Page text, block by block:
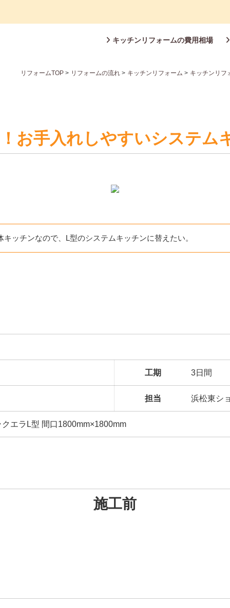
キッチンリフォームの費用相場
リフォームTOP > リフォームの流れ > キッチンリフォーム > キッチンリフ
お手入れしやすいシステム
キッチンなので、L型のシステムキッチンに替えたい。
工期 3日間
担当 浜松東シ
エラL型 間口1800mm×1800mm
施工前